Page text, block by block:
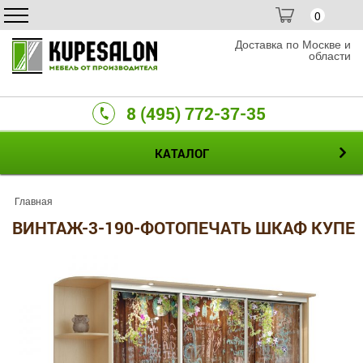
0
Доставка по Москве и
области
8 (495) 772-37-35
КАТАЛОГ
Главная
ВИНТАЖ-3-190-ФОТОПЕЧАТЬ ШКАФ КУПЕ